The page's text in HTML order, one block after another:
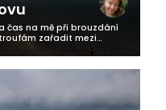
čas na mě při brouzdání
zařadit mezi